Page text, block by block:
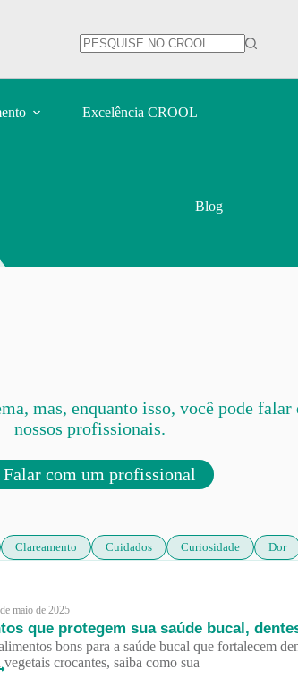
Excelência CROOL
Blog
mas, enquanto isso, você pode
nossos profissionais.
Falar com um profissional
Clareamento Cuidados Curiosidade Dor
maio de 2025
que protegem sua saúde bucal,
bons para a saúde bucal que fortalecem
crocantes, saiba como sua